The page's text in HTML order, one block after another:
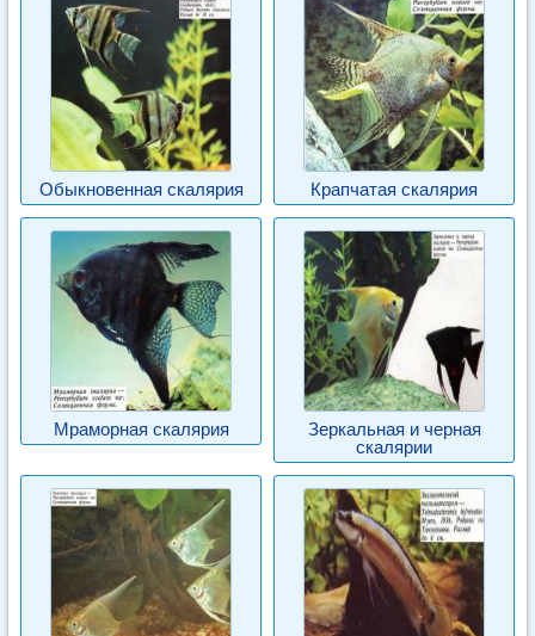
Обыкновенная скалярия Крапчатая скалярия
Мраморная скалярия
Зеркальная и черная
скалярии